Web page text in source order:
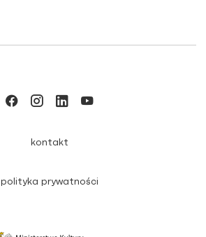
kontakt
polityka prywatności